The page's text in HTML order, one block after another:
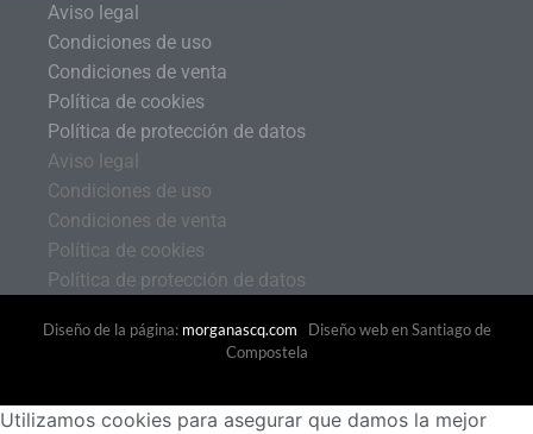
Aviso legal
Condiciones de uso
Condiciones de venta
Política de cookies
Política de protección de datos
Aviso legal
Condiciones de uso
Condiciones de venta
Política de cookies
Política de protección de datos
Diseño de la página: morganascq.com
Diseño web en Santiago de
Compostela
Utilizamos cookies para asegurar que damos la mejor